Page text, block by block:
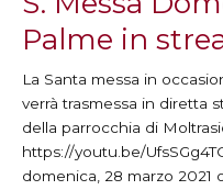
Palme in
La Santa messa in
verrà trasmessa in diretta
della parrocchia di
https://youtu.be/
domenica, 28 marzo 2021